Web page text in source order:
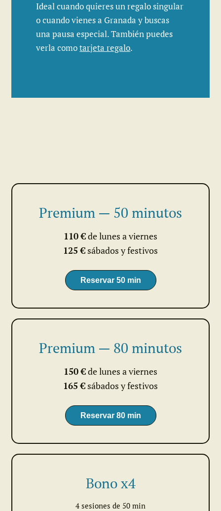
Ideal cuando quieres un regalo singular
o cuando vienes a Granada y buscas
una pausa especial. También puedes
verla comotarjeta regalo.
Premium — 50 minutos
110 €de lunes a viernes
125 € sábados y festivos
Reservar 50 min
Premium — 80 minutos
150 €de lunes a viernes
165 € sábados y festivos
Reservar 80 min
Bono x4
4 sesiones de 50 min